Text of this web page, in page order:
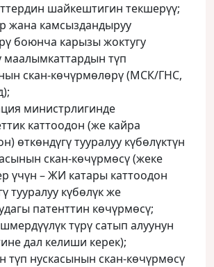
шайкештигин текшерүү;
жана камсыздандыруу
боюнча карызы жоктугу
маалымкаттардын түп
скан-көчүрмөлөрү (МСК/ГНС,
министрлигинде
каттоодон (же кайра
өткөндүгү тууралуу күбөлүктүн
скан-көчүрмөсү (жеке
үчүн – ЖИ катары каттоодон
тууралуу күбөлүк же
патенттин көчүрмөсү;
түрү сатып алуунун
дал келиши керек);
түп нускасынын скан-көчүрмөсү